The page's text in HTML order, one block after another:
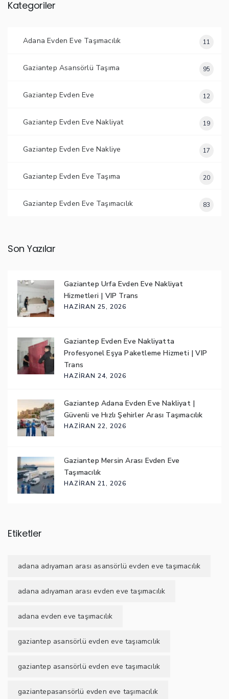
Kategoriler
Adana Evden Eve Taşımacılık 11
Gaziantep Asansörlü Taşıma 95
Gaziantep Evden Eve 12
Gaziantep Evden Eve Nakliyat 19
Gaziantep Evden Eve Nakliye 17
Gaziantep Evden Eve Taşıma 20
Gaziantep Evden Eve Taşımacılık 83
Son Yazılar
Gaziantep Urfa Evden Eve Nakliyat
Hizmetleri | VIP Trans
HAZIRAN 25, 2026
Gaziantep Evden Eve Nakliyatta
Profesyonel Eşya Paketleme Hizmeti | VIP
Trans
HAZIRAN 24, 2026
Gaziantep Adana Evden Eve Nakliyat |
Güvenli ve Hızlı Şehirler Arası Taşımacılık
HAZIRAN 22, 2026
Gaziantep Mersin Arası Evden Eve
Taşımacılık
HAZIRAN 21, 2026
Etiketler
adana adıyaman arası asansörlü evden eve taşımacılık
adana adıyaman arası evden eve taşımacılık
adana evden eve taşımacılık
gaziantep asansörlü evden eve taşıamcılık
gaziantep asansörlü evden eve taşımacılık
gaziantepasansörlü evden eve taşımacılık